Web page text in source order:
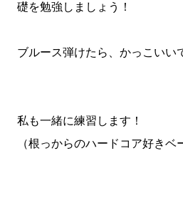
礎を勉強しましょう！
ブルース弾けたら、かっこいい
私も一緒に練習します！
（根っからのハードコア好きベ